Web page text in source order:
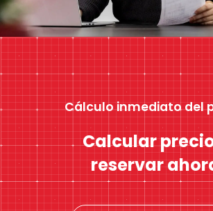
Cálculo inmediato del
Calcular
reservar